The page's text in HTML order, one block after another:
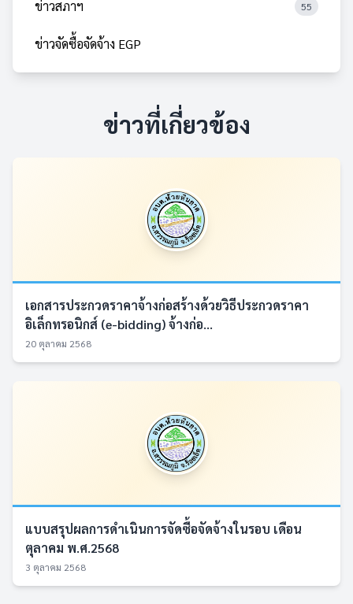
ข่าวสภาฯ 55
ข่าวจัดซื้อจัดจ้าง EGP
ข่าวที่เกี่ยวข้อง
เอกสารประกวดราคาจ้างก่อสร้างด้วยวิธีประกวดราคา
อิเล็กทรอนิกส์ (e-bidding) จ้างก่อ...
20 ตุลาคม 2568
แบบสรุปผลการดำเนินการจัดซื้อจัดจ้างในรอบ เดือน
ตุลาคม พ.ศ.2568
3 ตุลาคม 2568